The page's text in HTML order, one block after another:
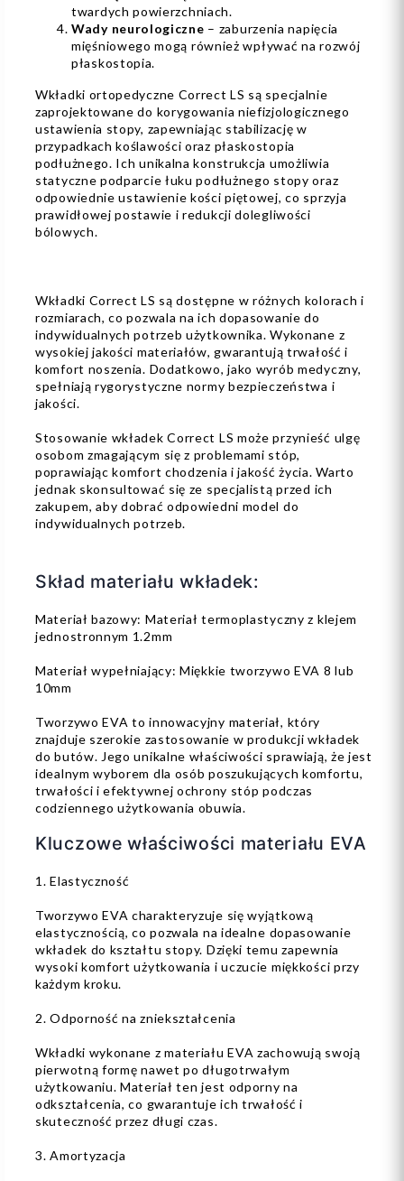
twardych powierzchniach.
Wady neurologiczne – zaburzenia napięcia
mięśniowego mogą również wpływać na rozwój
płaskostopia.
Wkładki ortopedyczne Correct LS są specjalnie
zaprojektowane do korygowania niefizjologicznego
ustawienia stopy, zapewniając stabilizację w
przypadkach koślawości oraz płaskostopia
podłużnego. Ich unikalna konstrukcja umożliwia
statyczne podparcie łuku podłużnego stopy oraz
odpowiednie ustawienie kości piętowej, co sprzyja
prawidłowej postawie i redukcji dolegliwości
bólowych.
Wkładki Correct LS są dostępne w różnych kolorach i
rozmiarach, co pozwala na ich dopasowanie do
indywidualnych potrzeb użytkownika. Wykonane z
wysokiej jakości materiałów, gwarantują trwałość i
komfort noszenia. Dodatkowo, jako wyrób medyczny,
spełniają rygorystyczne normy bezpieczeństwa i
jakości.
Stosowanie wkładek Correct LS może przynieść ulgę
osobom zmagającym się z problemami stóp,
poprawiając komfort chodzenia i jakość życia. Warto
jednak skonsultować się ze specjalistą przed ich
zakupem, aby dobrać odpowiedni model do
indywidualnych potrzeb.
Skład materiału wkładek:
Materiał bazowy: Materiał termoplastyczny z klejem
jednostronnym 1.2mm
Materiał wypełniający: Miękkie tworzywo EVA 8 lub
10mm
Tworzywo EVA to innowacyjny materiał, który
znajduje szerokie zastosowanie w produkcji wkładek
do butów. Jego unikalne właściwości sprawiają, że jest
idealnym wyborem dla osób poszukujących komfortu,
trwałości i efektywnej ochrony stóp podczas
codziennego użytkowania obuwia.
Kluczowe właściwości materiału EVA
1. Elastyczność
Tworzywo EVA charakteryzuje się wyjątkową
elastycznością, co pozwala na idealne dopasowanie
wkładek do kształtu stopy. Dzięki temu zapewnia
wysoki komfort użytkowania i uczucie miękkości przy
każdym kroku.
2. Odporność na zniekształcenia
Wkładki wykonane z materiału EVA zachowują swoją
pierwotną formę nawet po długotrwałym
użytkowaniu. Materiał ten jest odporny na
odkształcenia, co gwarantuje ich trwałość i
skuteczność przez długi czas.
3. Amortyzacja